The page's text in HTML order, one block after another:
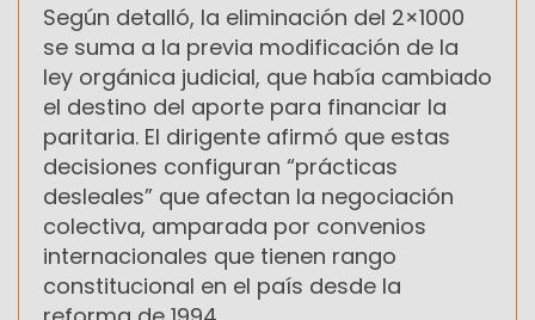
Según detalló, la eliminación del 2×1000
se suma a la previa modificación de la
ley orgánica judicial, que había cambiado
el destino del aporte para financiar la
paritaria. El dirigente afirmó que estas
decisiones configuran “prácticas
desleales” que afectan la negociación
colectiva, amparada por convenios
internacionales que tienen rango
constitucional en el país desde la